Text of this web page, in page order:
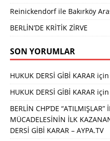
Reinickendorf ile Bakırköy
BERLİN’DE KRİTİK ZİRVE
SON YORUMLAR
HUKUK DERSİ GİBİ KARAR için
HUKUK DERSİ GİBİ KARAR için
BERLİN CHP’DE “ATILMIŞLAR”
MÜCADELESİNİN İLK
DERSİ GİBİ KARAR – AYPA.TV